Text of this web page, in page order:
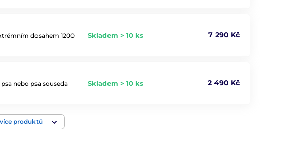
dosahem 1200
Skladem > 10 ks 7 290 Kč
nebo psa souseda
Skladem > 10 ks 2 490 Kč
produktů